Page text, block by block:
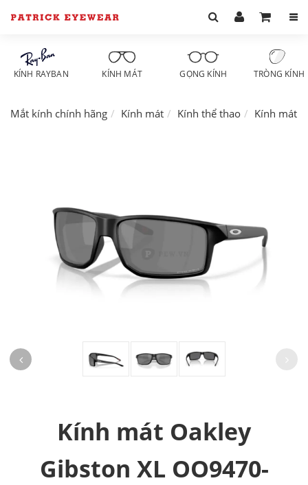
KÍNH RAYBAN KÍNH MÁT GỌNG KÍNH TRÒNG KÍNH
Mắt kính chính hãng Kính mát Kính thể thao Kính mát
Kính mát Oakley
Gibston XL OO9470-